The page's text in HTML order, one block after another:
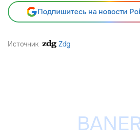
Подпишитесь на новости
Источник Zdg